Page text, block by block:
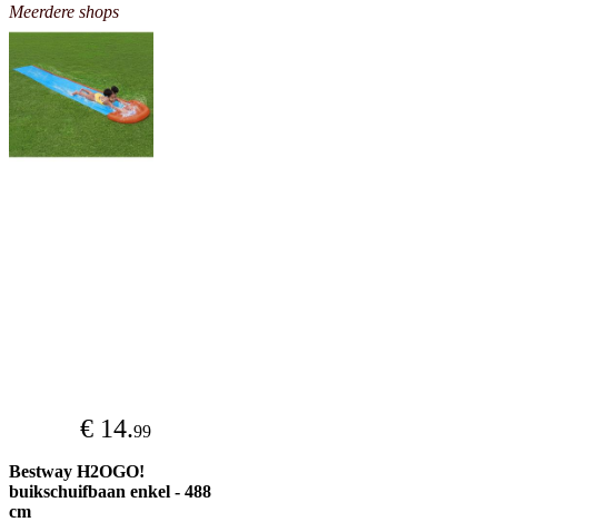
Meerdere shops
€ 14.99
Bestway H2OGO!
buikschuifbaan enkel - 488
cm